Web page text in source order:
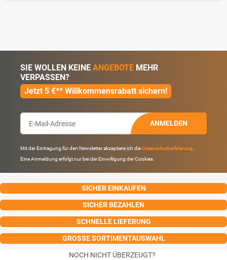
SIE WOLLEN KEINE ANGEBOTE MEHR
VERPASSEN?
Jetzt 5 €** Willkommensrabatt sichern!
ANMELDEN
Mit der Eintragung für den Newsletter akzeptiere ich die Datenschutzerklärung.
Eine Anmeldung erfolgt nur bei der Einwilligung der Cookies.
SICHER EINKAUFEN
SICHER BEZAHLEN
SCHNELLE LIEFERUNG
GROSSE SORTIMENTAUSWAHL
NOCH NICHT ÜBERZEUGT?